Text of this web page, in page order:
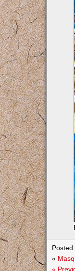
Posted
«
«